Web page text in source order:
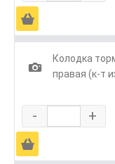
Ä
1
Колодка
правая (к-т
- +
Ä